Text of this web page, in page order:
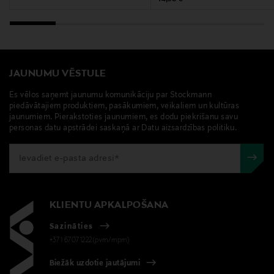
lietošanas reizes nogrieziet vadu 3-5 mm garumā. Pēc
neuvonta@loreal.com
Atslēgvārdi
Smarža, aromātiska svece, Maison Margiela, Replica
JAUNUMU VĒSTULE
Es vēlos saņemt jaunumu komunikāciju par Stockmann
piedāvātajiem produktiem, pasākumiem, veikaliem un kultūras
jaunumiem. Pierakstoties jaunumiem, es dodu piekrišanu savu
personas datu apstrādei saskaņā ar Datu aizsardzības politiku.
KLIENTU APKALPOŠANA
Sazināties
+371 67071222(pvm/mpm)
Biežāk uzdotie jautājumi